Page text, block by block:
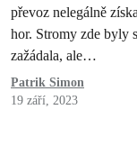
převoz nelegálně
hor. Stromy zde byly
zažádala, ale…
Patrik Simon
19 září, 2023